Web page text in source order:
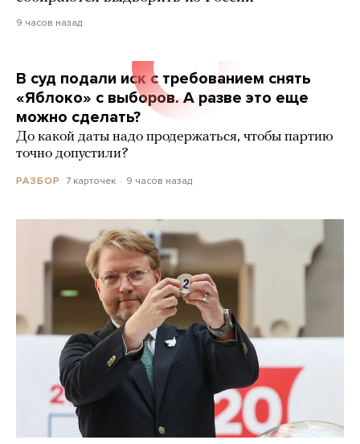
9 часов назад
В суд подали иск с требованием снять
«Яблоко» с выборов. А разве это еще
можно сделать?
До какой даты надо продержаться, чтобы партию
точно допустили?
РАЗБОР 7 карточек 9 часов назад